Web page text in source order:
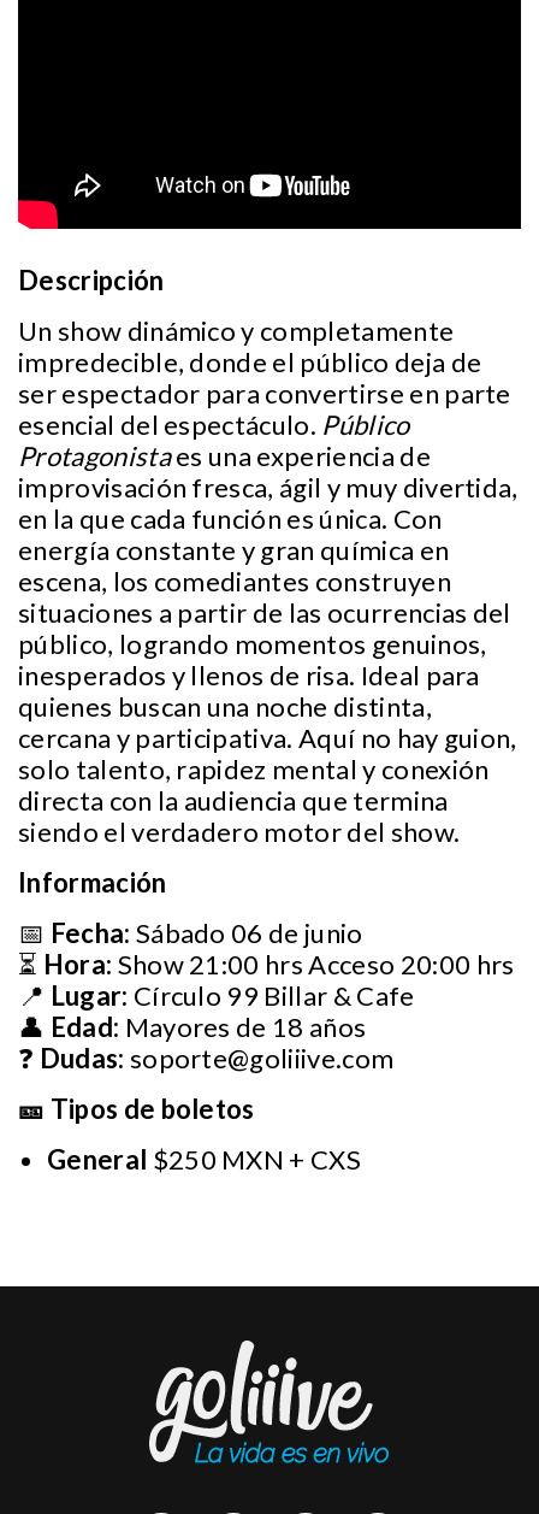
Descripción
Un show dinámico y completamente
impredecible, donde el público deja de
ser espectador para convertirse en parte
esencial del espectáculo. Público
Protagonistaes una experiencia de
improvisación fresca, ágil y muy divertida,
en la que cada función es única. Con
energía constante y gran química en
escena, los comediantes construyen
situaciones a partir de las ocurrencias del
público, logrando momentos genuinos,
inesperados y llenos de risa. Ideal para
quienes buscan una noche distinta,
cercana y participativa. Aquí no hay guion,
solo talento, rapidez mental y conexión
directa con la audiencia que termina
siendo el verdadero motor del show.
Información
📅 Fecha: Sábado 06 de junio
⏳ Hora: Show 21:00 hrs Acceso 20:00 hrs
📍 Lugar: Círculo 99 Billar & Cafe
👤 Edad: Mayores de 18 años
❓ Dudas: soporte@goliiive.com
🎫 Tipos de boletos
General $250 MXN + CXS